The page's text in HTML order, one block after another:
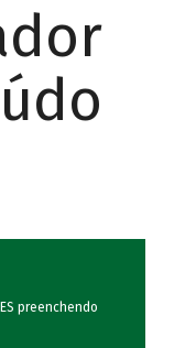
preenchendo